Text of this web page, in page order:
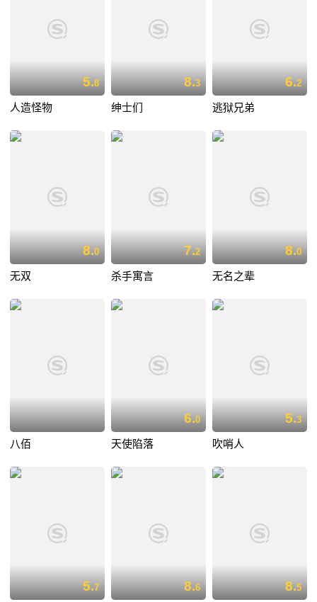
5.8
人造怪物
8.3
绅士们
6.2
逃狱兄弟
8.0
无双
7.2
杀手寓言
8.0
无名之辈
八佰
6.0
天使陷落
5.3
吹哨人
5.7 8.6 8.5